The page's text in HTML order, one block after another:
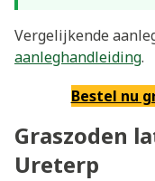
Vergelijkende
aanleghandleiding.
Bestel nu
Graszoden
Ureterp